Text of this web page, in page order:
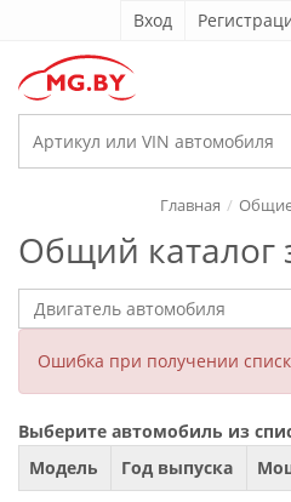
Вход
Общий каталог
Главная Общие
Ошибка при получении
Выберите автомобиль из
Модель
Год выпуска